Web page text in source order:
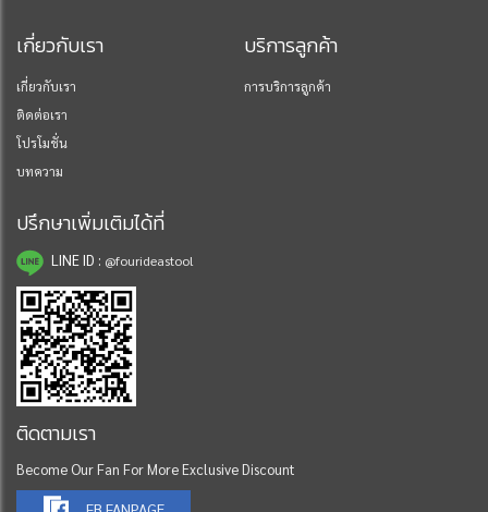
เกี่ยวกับเรา
เกี่ยวกับเรา
ติดต่อเรา
โปรโมชั่น
บทความ
บริการลูกค้า
การบริการลูกค้า
ปรึกษาเพิ่มเติมได้ที่
LINE ID : @fourideastool
ติดตามเรา
Become Our Fan For More Exclusive Discount